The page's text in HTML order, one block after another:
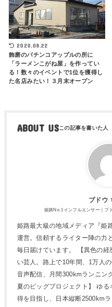
2020.08.22
飾磨のパチンコアップルの所に
「ラーメンこがね屋」を作ってい
る！数々のイベントで1位を獲得し
た名店みたい！３月末オープン
ABOUT US
ブドウ
姫路No.1インフルエンサー｜ブ
姫路最大級の地域メディア『姫
運営。信頼するライター陣の力
毎日届けています。 【異色の
い芸人。路上で10年間、1万人
音声配信、月間300kmランニン
夏のビッグプロジェクト】 ゆ
得を目指し、日本縦断2500km